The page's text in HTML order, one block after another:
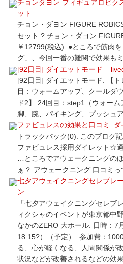
チョンダヨン フィギュアロビク
ット
チョン・ダヨン FIGURE
セット ? チョン・ダヨン
￥12799(税込). ●ところで筋肉
グ」、今回一番の難関で効果も
[92日目] ダイエットモード –
[92日目] ダイエットモード. 【
目：ウォームアップ、クールダ
ド2】 24回目：step1（ウォー
脚、腕、パイキング、プッシュ
ファビュレスの効果と口コミ: ダ
トラックバック(0). このブログ
ファビュレス採用ダイレット☆
…ところでアウェークニングの
ぁ？ アウェークニング 口コミ
七夕アウェイクニングセレブレ
ン …
「七夕アウェイクニングセレブ
ィクシャのイベントが東京都中
なかのZERO 大ホール. 日時：7
18:15?）（予定）. 参加費：
る、心が軽くなる、人間関係が
状況などが改善されるなどの効